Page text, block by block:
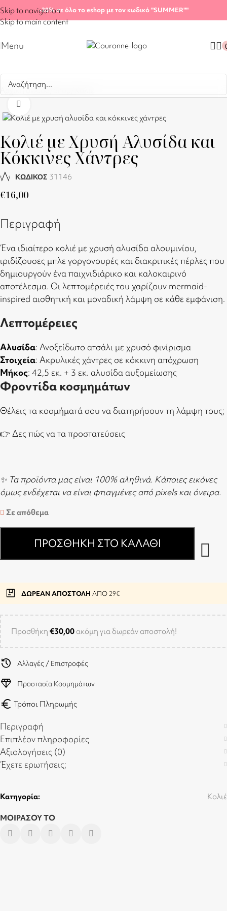
Skip to navigation
Skip to main content
-20%σε όλο το eshop με τον κωδικό "SUMMER""
Menu
Αρχική σελίδα
Κολιέ με Χρυσή Αλυσίδα και
Κόκκινες Χάντρες
ΚΩΔΙΚΟΣ 31146
€16,00
Περιγραφή
Ένα ιδιαίτερο κολιέ με χρυσή αλυσίδα αλουμινίου,
ιριδίζουσες μπλε γοργονουρές και διακριτικές πέρλες που
δημιουργούν ένα παιχνιδιάρικο και καλοκαιρινό
αποτέλεσμα. Οι λεπτομέρειές του χαρίζουν mermaid-
inspired αισθητική και μοναδική λάμψη σε κάθε εμφάνιση.
Λεπτομέρειες
Αλυσίδα: Ανοξείδωτο ατσάλι με χρυσό φινίρισμα
Στοιχεία: Ακρυλικές χάντρες σε κόκκινη απόχρωση
Μήκος: 42,5 εκ. + 3 εκ. αλυσίδα αυξομείωσης
Φροντίδα κοσμημάτων
Θέλεις τα κοσμήματά σου να διατηρήσουν τη λάμψη τους;
👉 Δες πώς να τα προστατεύσεις
✨ Τα προϊόντα μας είναι 100% αληθινά. Κάποιες εικόνες
όμως ενδέχεται να είναι φτιαγμένες από pixels και όνειρα.
Σε απόθεμα
ΠΡΟΣΘΉΚΗ ΣΤΟ ΚΑΛΆΘΙ
package ΔΩΡΕΑΝ ΑΠΟΣΤΟΛΗ ΑΠΟ 29€
Προσθήκη €30,00 ακόμη για δωρεάν αποστολή!
history Αλλαγές / Επιστροφές
diamond Προστασία Κοσμημάτων
euro Τρόποι Πληρωμής
Περιγραφή
Επιπλέον πληροφορίες
Αξιολογήσεις (0)
Έχετε ερωτήσεις;
Κατηγορία: Κολιέ
ΜΟΙΡΑΣΟΥ ΤΟ